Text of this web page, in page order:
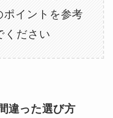
ポイントを参考
ください
違った選び方